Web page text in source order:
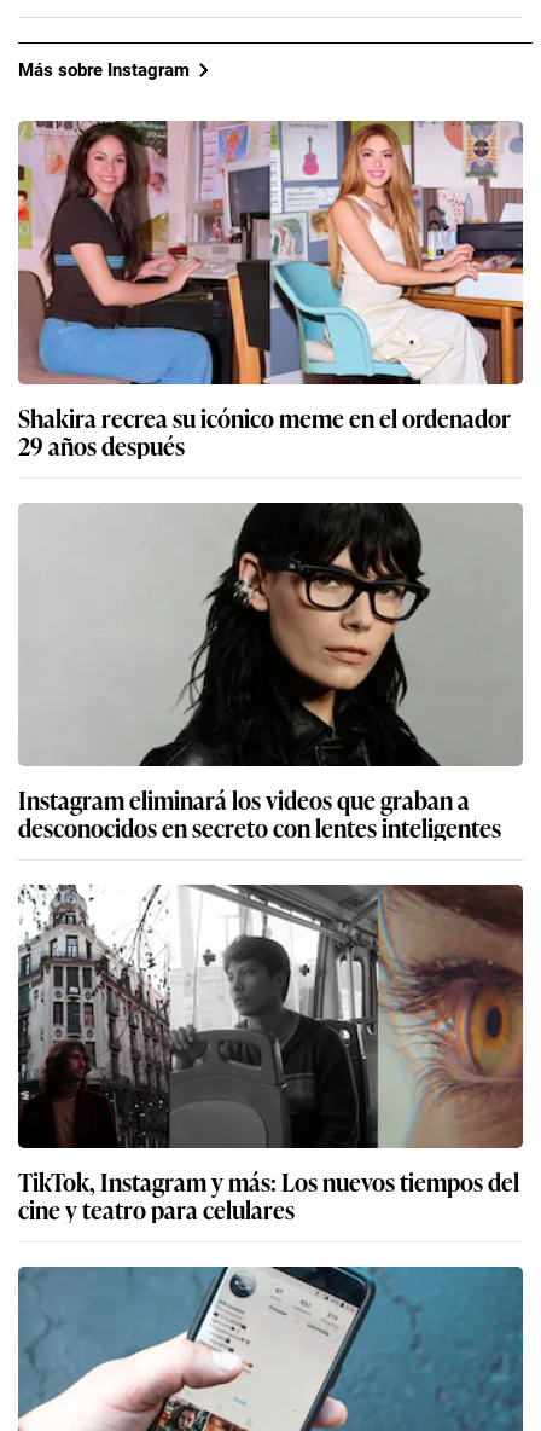
Más sobre Instagram
Shakira recrea su icónico meme en el ordenador
29 años después
Instagram eliminará los videos que graban a
desconocidos en secreto con lentes inteligentes
TikTok, Instagram y más: Los nuevos tiempos del
cine y teatro para celulares